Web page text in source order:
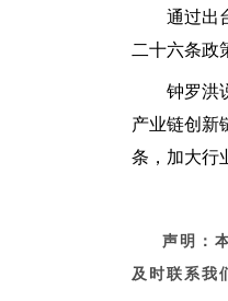
通过出台
二十六条政
钟罗洪说
产业链创新
条，加大行
声明：
及时联系我